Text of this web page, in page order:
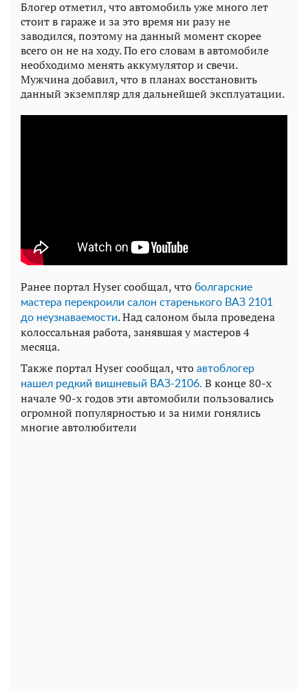
Блогер отметил, что автомобиль уже много лет
стоит в гараже и за это время ни разу не
заводился, поэтому на данный момент скорее
всего он не на ходу. По его словам в автомобиле
необходимо менять аккумулятор и свечи.
Мужчина добавил, что в планах восстановить
данный экземпляр для дальнейшей эксплуатации.
Ранее портал Hyser сообщал, что болгарские
мастера перекроили салон старенького ВАЗ 2101
до неузнаваемости. Над салоном была проведена
колоссальная работа, занявшая у мастеров 4
месяца.
Также портал Hyser сообщал, что автоблогер
нашел редкий вишневый ВАЗ-2106. В конце 80-х
начале 90-х годов эти автомобили пользовались
огромной популярностью и за ними гонялись
многие автолюбители